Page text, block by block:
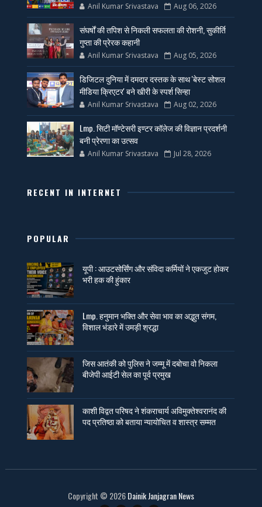
Anil Kumar Srivastava Aug 06, 2026
संघर्षों की तपिश से निकली सफलता की रोशनी, सुकीर्ति
गुप्ता की प्रेरक कहानी
Anil Kumar Srivastava Aug 05, 2026
डिजिटल दुनिया में दमदार दस्तक के साथ 'बेस्ट सोशल
मीडिया क्रिएटर' बने खीरी के स्पर्श सिन्हा
Anil Kumar Srivastava Aug 02, 2026
Lmp. सिटी मॉण्टेसरी इण्टर कॉलेज की विज्ञान प्रदर्शनी
बनी प्रेरणा का उत्सव
Anil Kumar Srivastava Jul 28, 2026
RECENT IN INTERNET
POPULAR
यूपी : आउटसोर्सिंग और संविदा कर्मियों ने एकजुट होकर
भरी हक की हुंकार
Lmp. हनुमान भक्ति और सेवा भाव का अद्भुत संगम,
विशाल भंडारे में उमड़ी श्रद्धा
जिस आतंकी को पुलिस ने जम्मू में दबोचा वो निकला
बीजेपी आईटी सेल का पूर्व प्रमुख
काशी विद्वत परिषद ने शंकराचार्य अविमुक्तेश्वरानंद की
पद प्रतिष्ठा को बताया न्यायोचित व शास्त्र सम्मत
Copyright © 2026Dainik Janjagran News